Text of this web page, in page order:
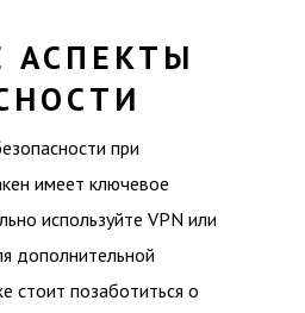
АСПЕКТЫ
при
имеет ключевое
используйте VPN или
дополнительной
стоит позаботиться о